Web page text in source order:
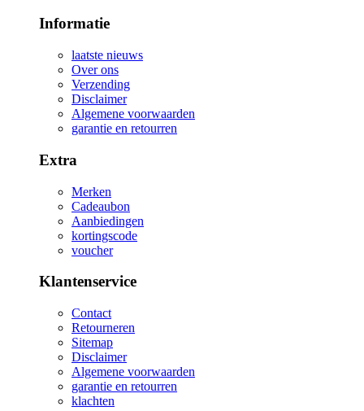
Informatie
laatste nieuws
Over ons
Verzending
Disclaimer
Algemene voorwaarden
garantie en retourren
Extra
Merken
Cadeaubon
Aanbiedingen
kortingscode
voucher
Klantenservice
Contact
Retourneren
Sitemap
Disclaimer
Algemene voorwaarden
garantie en retourren
klachten